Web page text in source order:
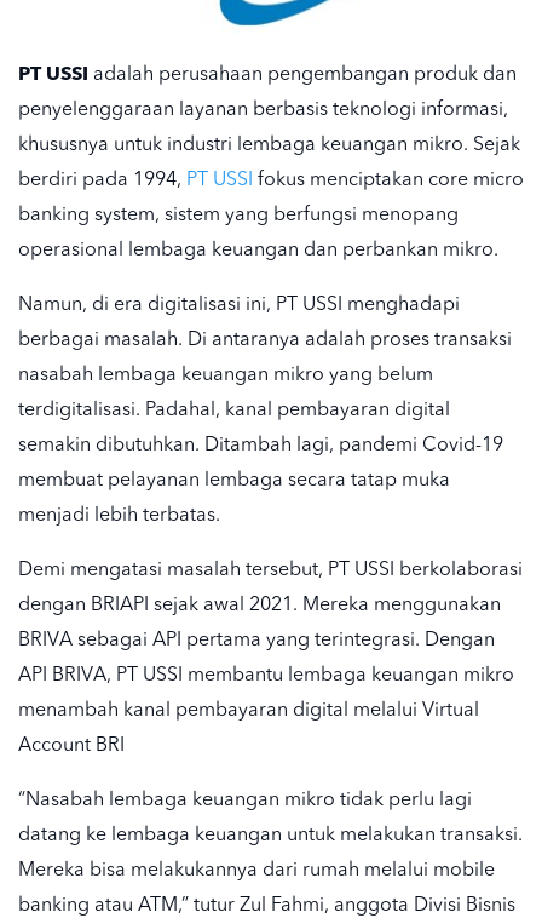
PT USSI adalah perusahaan pengembangan produk dan
penyelenggaraan layanan berbasis teknologi informasi,
khususnya untuk industri lembaga keuangan mikro. Sejak
berdiri pada 1994, PT USSI fokus menciptakan core micro
banking system, sistem yang berfungsi menopang
operasional lembaga keuangan dan perbankan mikro.
Namun, di era digitalisasi ini, PT USSI menghadapi
berbagai masalah. Di antaranya adalah proses transaksi
nasabah lembaga keuangan mikro yang belum
terdigitalisasi. Padahal, kanal pembayaran digital
semakin dibutuhkan. Ditambah lagi, pandemi Covid-19
membuat pelayanan lembaga secara tatap muka
menjadi lebih terbatas.
Demi mengatasi masalah tersebut, PT USSI berkolaborasi
dengan BRIAPI sejak awal 2021. Mereka menggunakan
BRIVA sebagai API pertama yang terintegrasi. Dengan
API BRIVA, PT USSI membantu lembaga keuangan mikro
menambah kanal pembayaran digital melalui Virtual
Account BRI
“Nasabah lembaga keuangan mikro tidak perlu lagi
datang ke lembaga keuangan untuk melakukan transaksi.
Mereka bisa melakukannya dari rumah melalui mobile
banking atau ATM,” tutur Zul Fahmi, anggota Divisi Bisnis